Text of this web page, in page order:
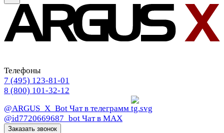
Телефоны
7 (495) 123-81-01
8 (800) 101-32-12
@ARGUS_X_Bot Чат в телеграмм
@id7720669687_bot Чат в МАХ
Заказать звонок